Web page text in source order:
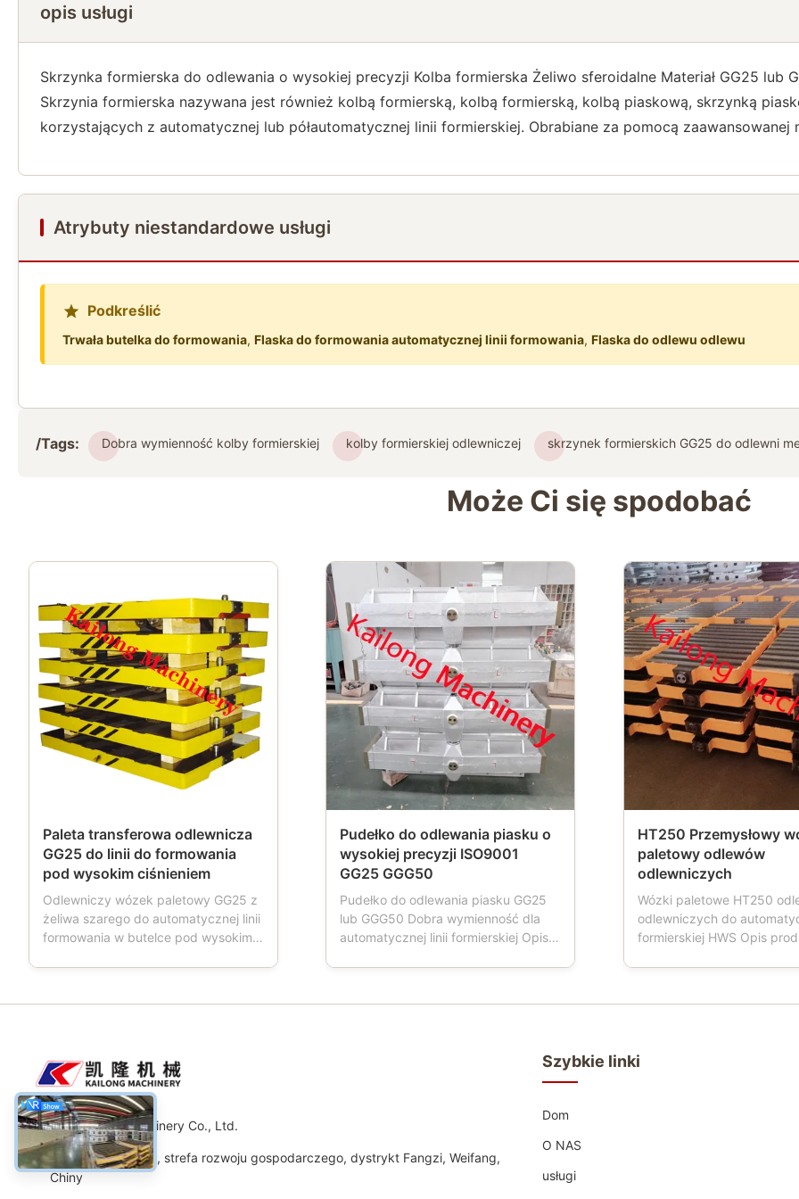
opis usługi
Skrzynka formierska do odlewania o wysokiej precyzji Kolba formierska Żeliwo sferoidalne Materiał GG25 lub
Skrzynia formierska nazywana jest również kolbą formierską, kolbą formierską, kolbą piaskową, skrzynką
korzystających z automatycznej lub półautomatycznej linii formierskiej. Obrabiane za pomocą zaawansowanej
Atrybuty niestandardowe usługi
Podkreślić
Trwała butelka do formowania, Flaska do formowania automatycznej linii formowania, Flaska do odlewu odlewu
/Tags: Dobra wymienność kolby formierskiej kolby formierskiej odlewniczej skrzynek formierskich GG25 do odlewni
Może Ci się spodobać
Paleta transferowa odlewnicza
GG25 do linii do formowania
pod wysokim ciśnieniem
Odlewniczy wózek paletowy GG25 z
żeliwa szarego do automatycznej linii
formowania w butelce pod wysokim
paletowy ...
Pudełko do odlewania piasku o
wysokiej precyzji ISO9001
GG25 GGG50
Pudełko do odlewania piasku GG25
lub GGG50 Dobra wymienność dla
automatycznej linii formierskiej Opis
HT250 Przemysłowy
paletowy odlewów
odlewniczych
Wózki paletowe HT250
odlewniczych do
formierskiej HWS Opis
wykonany z materiału ...
Weifang Kailong Machinery Co., Ltd.
Adres: Droga nr 11, strefa rozwoju gospodarczego, dystrykt Fangzi, Weifang,
Chiny
Szybkie linki
Dom
O NAS
usługi